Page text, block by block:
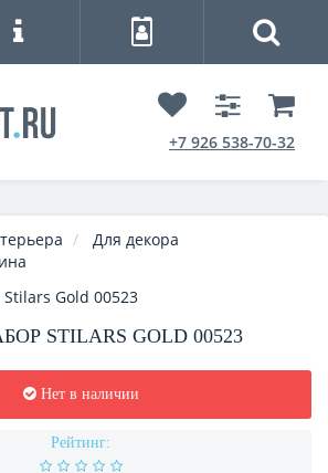
+7 926 538-70-32
Для декора
STILARS GOLD 00523
Нет в наличии
Рейтинг: